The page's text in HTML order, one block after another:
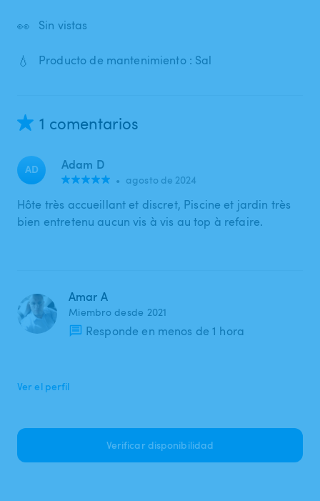
👀 Sin vistas
💧 Producto de mantenimiento : Sal
1 comentarios
AD Adam D
• agosto de 2024
Hôte très accueillant et discret, Piscine et jardin très
bien entretenu aucun vis à vis au top à refaire.
Amar A
Miembro desde 2021
Responde en menos de 1 hora
Ver el perfil
Verificar disponibilidad